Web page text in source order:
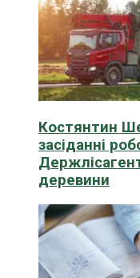
Костянтин
засіданні
деревини